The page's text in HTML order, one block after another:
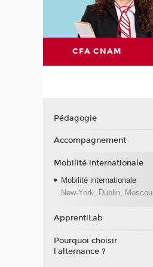
CFA CNAM
Pédagogie
Accompagnement
Mobilité internationale
Mobilité internationale
New-York, Dublin, Moscou
ApprentiLab
Pourquoi choisir
l'alternance ?